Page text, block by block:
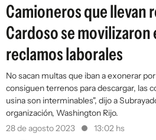
Camioneros que llevan
Cardoso se movilizaron
reclamos laborales
No sacan multas que iban a exonerar
consiguen terrenos para descargar, las
usina son interminables", dijo a
organización, Washington Rijo.
28 de agosto 2023
13:02 hs